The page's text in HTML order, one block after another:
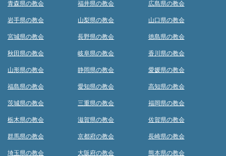
青森県の教会
岩手県の教会
宮城県の教会
秋田県の教会
山形県の教会
福島県の教会
茨城県の教会
栃木県の教会
群馬県の教会
埼玉県の教会
福井県の教会
山梨県の教会
長野県の教会
岐阜県の教会
静岡県の教会
愛知県の教会
三重県の教会
滋賀県の教会
京都府の教会
大阪府の教会
広島県の教会
山口県の教会
徳島県の教会
香川県の教会
愛媛県の教会
高知県の教会
福岡県の教会
佐賀県の教会
長崎県の教会
熊本県の教会